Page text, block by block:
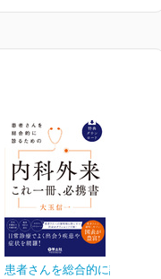
患者さんを総合的に診るた